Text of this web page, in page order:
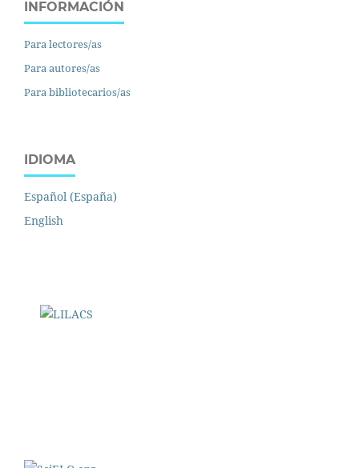
INFORMACIÓN
Para lectores/as
Para autores/as
Para bibliotecarios/as
IDIOMA
Español (España)
English